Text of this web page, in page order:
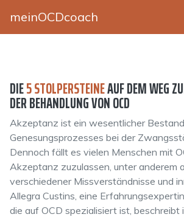
meinOCDcoach
DIE5 STOLPERSTEINEAUF DEM WEG
DER BEHANDLUNG VON OCD
Akzeptanz ist ein wesentlicher
Genesungsprozesses bei der
Dennoch fällt es vielen Menschen mit
Akzeptanz zuzulassen, unter anderem
verschiedener Missverständnisse und
Allegra Custins, eine
die auf OCD spezialisiert ist, beschreibt